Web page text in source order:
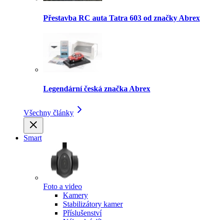
Přestavba RC auta Tatra 603 od značky Abrex
Legendární česká značka Abrex
Všechny články
Smart
Foto a video
Kamery
Stabilizátory kamer
Příslušenství